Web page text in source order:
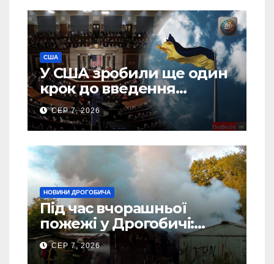
США
У США зробили ще один
крок до введення
“пекельних санкцій”
проти Росії
СЕР 7, 2026
НОВИНИ ДРОГОБИЧА
Під час вчорашньої
пожежі у Дрогобичі:
“врятовано” 4 гаражі
(Відео)
СЕР 7, 2026